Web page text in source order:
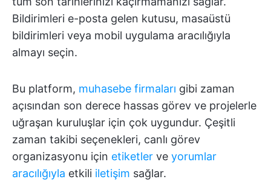
Bildirimleri e-posta gelen kutusu, masaüstü
bildirimleri veya mobil uygulama aracılığıyla
almayı seçin.
Bu platform, muhasebe firmaları gibi zaman
açısından son derece hassas görev ve projelerle
uğraşan kuruluşlar için çok uygundur. Çeşitli
zaman takibi seçenekleri, canlı görev
organizasyonu için etiketler ve yorumlar
aracılığıyla etkili iletişim sağlar.